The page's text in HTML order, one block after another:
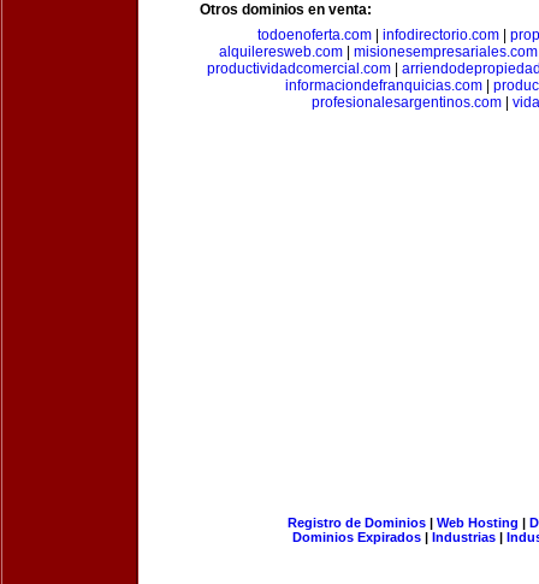
Otros dominios en venta:
todoenoferta.com
infodirectorio.com
alquileresweb.com
misionesempresariales.com
productividadcomercial.com
informaciondefranquicias.com
profesionalesargentinos.com|
Registro de Dominios| Web Hosting |
Dominios Expirados | Industrias |